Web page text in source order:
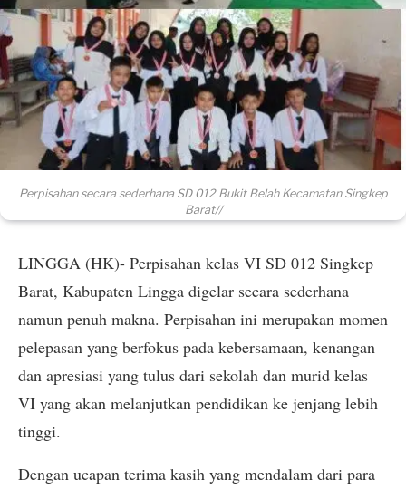
Perpisahan secara sederhana SD 012 Bukit Belah Kecamatan Singkep
Barat//
LINGGA (HK)- Perpisahan kelas VI SD 012 Singkep
Barat, Kabupaten Lingga digelar secara sederhana
namun penuh makna. Perpisahan ini merupakan momen
pelepasan yang berfokus pada kebersamaan, kenangan
dan apresiasi yang tulus dari sekolah dan murid kelas
VI yang akan melanjutkan pendidikan ke jenjang lebih
tinggi.
Dengan ucapan terima kasih yang mendalam dari para